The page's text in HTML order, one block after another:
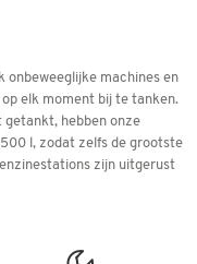
onbeweeglijke machines en
elk moment bij te tanken.
hebben onze
l, zodat zelfs de grootste
zijn uitgerust